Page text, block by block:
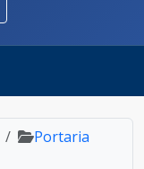
Portaria